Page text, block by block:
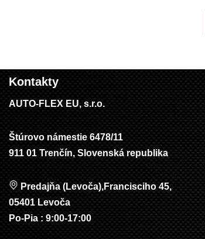
Kontakty
AUTO-FLEX EU, s.r.o.
Štúrovo námestie 6478/11
911 01 Trenčín, Slovenská republika
Predajňa (Levoča),Francisciho 45,
05401 Levoča
Po-Pia : 9:00-17:00